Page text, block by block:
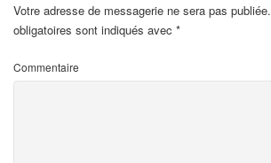
Votre adresse de messagerie ne sera pas publiée.
obligatoires sont indiqués avec *
Commentaire